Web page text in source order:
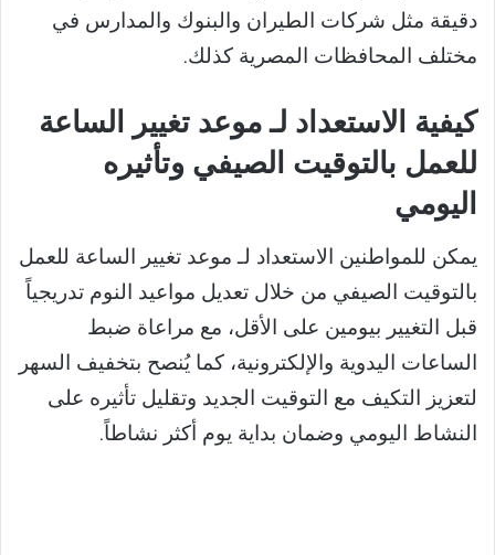
دقيقة مثل شركات الطيران والبنوك والمدارس في
مختلف المحافظات المصرية كذلك.
كيفية الاستعداد لـ موعد تغيير الساعة
للعمل بالتوقيت الصيفي وتأثيره
اليومي
يمكن للمواطنين الاستعداد لـ موعد تغيير الساعة للعمل
بالتوقيت الصيفي من خلال تعديل مواعيد النوم تدريجياً
قبل التغيير بيومين على الأقل، مع مراعاة ضبط
الساعات اليدوية والإلكترونية، كما يُنصح بتخفيف السهر
لتعزيز التكيف مع التوقيت الجديد وتقليل تأثيره على
النشاط اليومي وضمان بداية يوم أكثر نشاطاً.